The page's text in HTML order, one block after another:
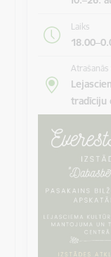
Laiks
Atrašanās
tradīciju